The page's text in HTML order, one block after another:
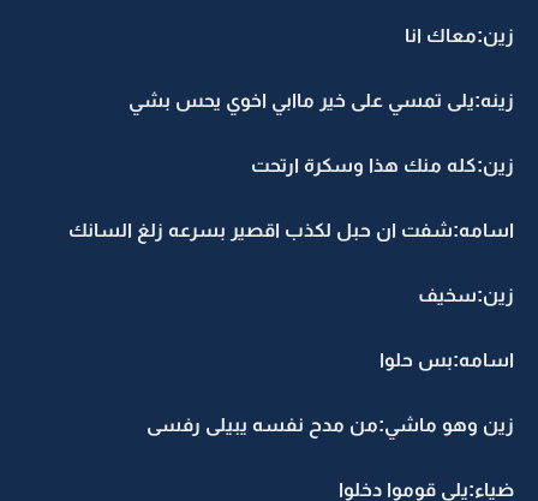
زين:معاك انا
زينه:يلى تمسي على خير ماابي اخوي يحس بشي
زين:كله منك هذا وسكرة ارتحت
اسامه:شفت ان حبل لكذب اقصير بسرعه زلغ السانك
زين:سخيف
اسامه:بس حلوا
زين وهو ماشي:من مدح نفسه يبيلى رفسى
ضياء:يلى قوموا دخلوا